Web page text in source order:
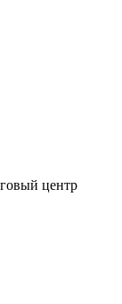
центр